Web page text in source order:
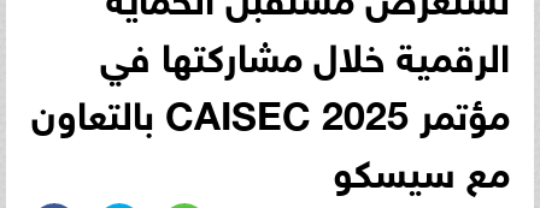
الرقمية خلال مشاركتها في
مؤتمر CAISEC 2025 بالتعاون
مع سيسكو